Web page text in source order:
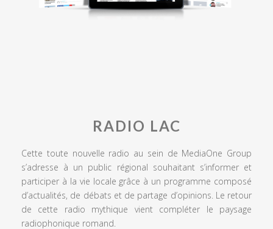
RADIO LAC
Cette toute nouvelle radio au sein de MediaOne Group
s’adresse à un public régional souhaitant s’informer et
participer à la vie locale grâce à un programme composé
d’actualités, de débats et de partage d’opinions. Le retour
de cette radio mythique vient compléter le paysage
radiophonique romand.